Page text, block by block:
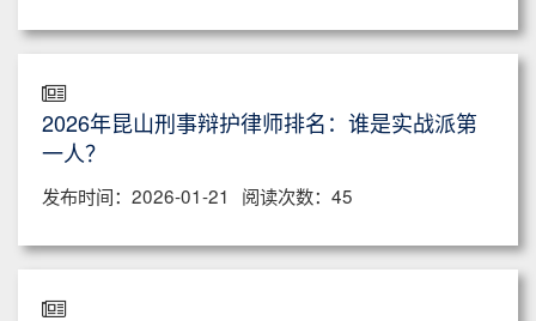
2026年昆山刑事辩护律师排名：谁是实战派第
一人？
发布时间：2026-01-21 阅读次数：45